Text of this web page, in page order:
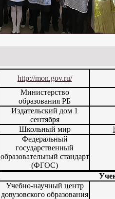
http://mon.gov.ru/
Министерство
образования РБ
Издательский дом 1
сентября
Школьный мир
Федеральный
государственный
образовательный стандарт
(ФГОС)
Учебно-научный центр
довузовского образования